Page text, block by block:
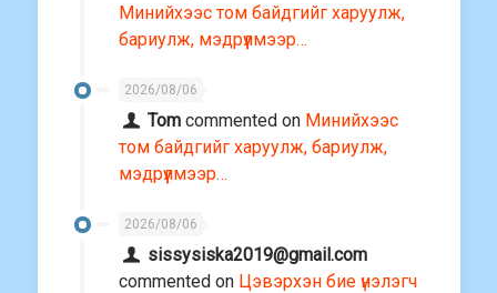
Минийхээс том байдгийг харуулж,
бариулж, мэдрүүлмээр…
2026/08/06
Tom commented on Минийхээс
том байдгийг харуулж, бариулж,
мэдрүүлмээр…
2026/08/06
sissysiska2019@gmail.com
commented on Цэвэрхэн бие үнэлэгч